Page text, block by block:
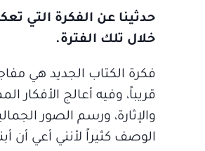
حدثينا عن الفكرة التي
خلال تلك الفترة.
فكرة الكتاب الجديد هي
قريباً، وفيه أعالج الأفكار
والإثارة، ورسم الصور
الوصف كثيراً لأنني أعي أن